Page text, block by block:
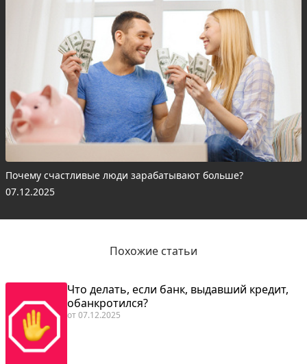
Почему счастливые люди зарабатывают больше?
07.12.2025
Похожие статьи
Что делать, если банк, выдавший кредит,
обанкротился?
от07.12.2025